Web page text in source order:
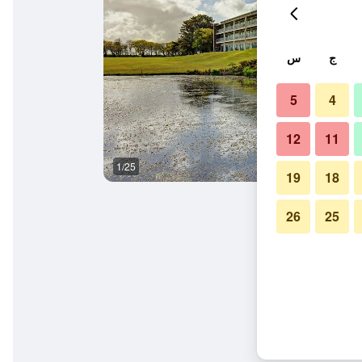
1/25
ج س
4
5
11
12
18
19
25
26